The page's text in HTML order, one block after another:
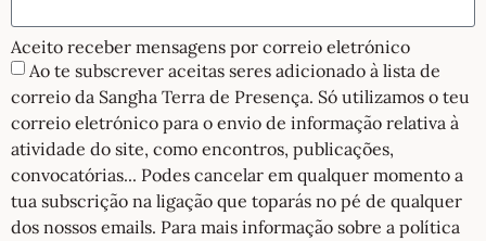
Aceito receber mensagens por correio eletrónico
Ao te subscrever aceitas seres adicionado à lista de
correio da Sangha Terra de Presença. Só utilizamos o teu
correio eletrónico para o envio de informação relativa à
atividade do site, como encontros, publicações,
convocatórias... Podes cancelar em qualquer momento a
tua subscrição na ligação que toparás no pé de qualquer
dos nossos emails. Para mais informação sobre a política